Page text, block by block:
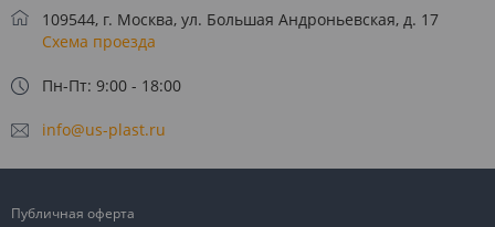
109544, г. Москва, ул. Большая Андроньевская, д. 17
Схема проезда
Пн-Пт: 9:00 - 18:00
info@us-plast.ru
Публичная оферта